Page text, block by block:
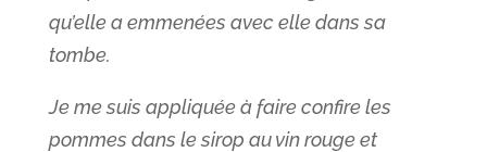
qu’elle a emmenées avec elle dans sa
tombe.
Je me suis appliquée à faire confire les
pommes dans le sirop au vin rouge et